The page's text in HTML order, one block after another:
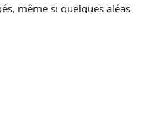
même si quelques aléas